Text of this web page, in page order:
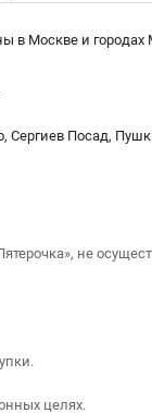
в Москве и городах
Посад,
не
целях.